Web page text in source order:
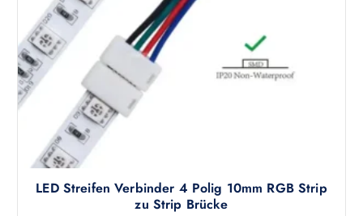
t
r
e
LED Streifen Verbinder 4 Polig 10mm RGB Strip
zu Strip Brücke